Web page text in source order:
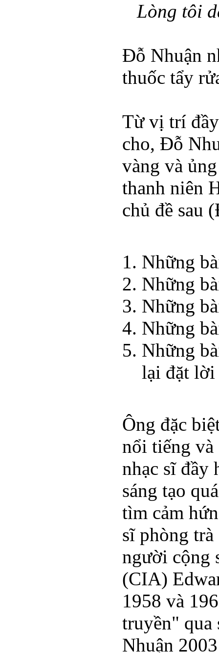
Lòng tôi
Đỗ Nhuận
thuốc tẩy
Từ vị trí
cho, Đỗ
vàng và
thanh niên
chủ đề sau
Những
Những
Những
Những
Những
lại đặt lời
Ông đặc
nổi tiếng và
nhạc sĩ đầy
sáng tạo
tìm cảm
sĩ phòng
người cộng
(CIA)
1958 và
truyền" qua
Nhuận